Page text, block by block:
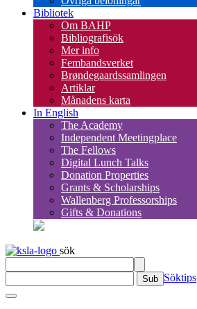
Bibliotek
Om BAHP
Bibliografisök
Mer info
Fembandsverket
Brøndegaardssamlingen
Artiklar
Månadens karta
In English
The Academy
Independent Meetingplace
The Fellows
Digital Lunch Talks
Donation Properties
Grants & Scholarships
Wallenberg Professorships
Gifts & Donations
sök
Sub Söktips